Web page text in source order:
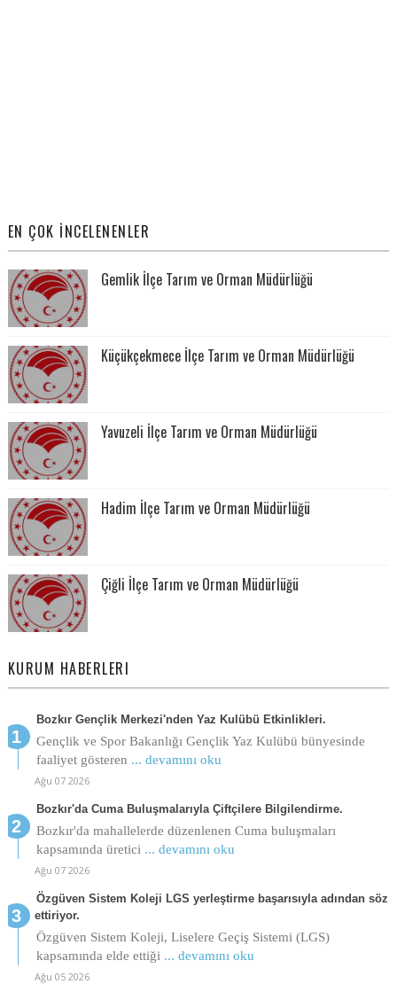
EN ÇOK İNCELENENLER
Gemlik İlçe Tarım ve Orman Müdürlüğü
Küçükçekmece İlçe Tarım ve Orman Müdürlüğü
Yavuzeli İlçe Tarım ve Orman Müdürlüğü
Hadim İlçe Tarım ve Orman Müdürlüğü
Çiğli İlçe Tarım ve Orman Müdürlüğü
KURUM HABERLERI
Bozkır Gençlik Merkezi'nden Yaz Kulübü Etkinlikleri.
Gençlik ve Spor Bakanlığı Gençlik Yaz Kulübü bünyesinde
faaliyet gösteren ... devamını oku
Ağu 07 2026
Bozkır'da Cuma Buluşmalarıyla Çiftçilere Bilgilendirme.
Bozkır'da mahallelerde düzenlenen Cuma buluşmaları
kapsamında üretici ... devamını oku
Ağu 07 2026
Özgüven Sistem Koleji LGS yerleştirme başarısıyla adından söz
ettiriyor.
Özgüven Sistem Koleji, Liselere Geçiş Sistemi (LGS)
kapsamında elde ettiği ... devamını oku
Ağu 05 2026